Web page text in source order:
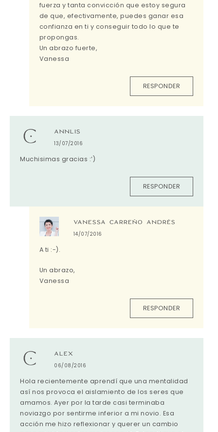
fuerza y tanta convicción que estoy segura
de que, efectivamente, puedes ganar esa
confianza en ti y conseguir todo lo que te
propongas.
Un abrazo fuerte,
Vanessa
RESPONDER
ANNLIS
13/07/2016
Muchisimas gracias :’)
RESPONDER
VANESSA CARREÑO ANDRÉS
14/07/2016
A ti :-).
Un abrazo,
Vanessa
RESPONDER
ALEX
06/08/2016
Hola recientemente aprendí que una mentalidad
así nos provoca el aislamiento de los seres que
amamos. Ayer por la tarde casi terminaba
noviazgo por sentirme inferior a mi novio. Esa
acción me hizo reflexionar y querer un cambio